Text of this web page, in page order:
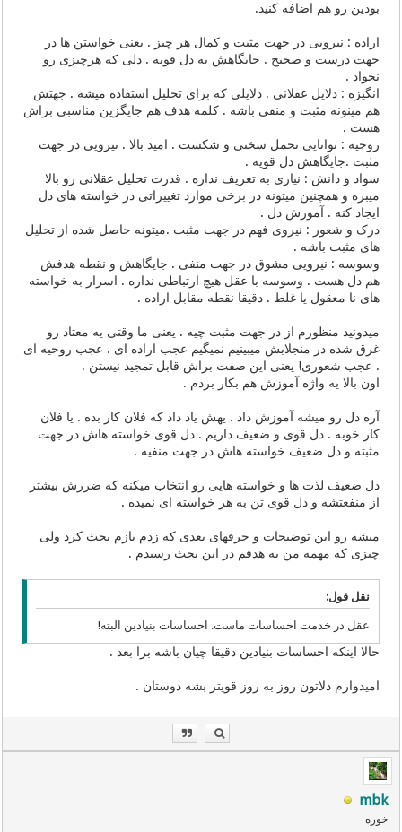
بودین رو هم اضافه کنید.
اراده : نیرویی در جهت مثبت و کمال هر چیز . یعنی خواستن ها در
جهت درست و صحیح . جایگاهش یه دل قویه . دلی که هرچیزی رو
نخواد .
انگیزه : دلایل عقلانی . دلایلی که برای تحلیل استفاده میشه . جهتش
هم مینونه مثبت و منفی باشه . کلمه هدف هم جایگزین مناسبی براش
هست .
روحیه : توانایی تحمل سختی و شکست . امید بالا . نیرویی در جهت
مثبت .جایگاهش دل قویه .
سواد و دانش : نیازی به تعریف نداره . قدرت تحلیل عقلانی رو بالا
میبره و همچنین میتونه در برخی موارد تغییراتی در خواسته های دل
ایجاد کنه . آموزش دل .
درک و شعور : نیروی فهم در جهت مثبت .میتونه حاصل شده از تحلیل
های مثبت باشه .
وسوسه : نیرویی مشوق در جهت منفی . جایگاهش و نقطه هدفش
هم دل هست . وسوسه با عقل هیچ ارتباطی نداره . اسرار به خواسته
های نا معقول یا غلط . دقیقا نقطه مقابل اراده .
میدونید منظورم از در جهت مثبت چیه . یعنی ما وقتی یه معتاد رو
غرق شده در منجلابش میبینیم نمیگیم عجب اراده ای . عجب روحیه ای
. عجب شعوری! یعنی این صفت براش قابل تمجید نیستن .
اون بالا یه واژه آموزش هم بکار بردم .
آره دل رو میشه آموزش داد . یهش یاد داد که فلان کار بده . یا فلان
کار خوبه . دل قوی و ضعیف داریم . دل قوی خواسته هاش در جهت
مثبته و دل ضعیف خواسته هاش در جهت منفیه .
دل ضعیف لذت ها و خواسته هایی رو انتخاب میکنه که ضررش بیشتر
از منفعتشه و دل قوی تن به هر خواسته ای نمیده .
میشه رو این توضیحات و حرفهای بعدی که زدم بازم بحث کرد ولی
چیزی که مهمه من به هدفم در این بحث رسیدم .
نقل قول:
عقل در خدمت احساسات ماست. احساسات بنیادین البته!
حالا اینکه احساسات بنیادین دقیقا چیان باشه برا بعد .
امیدوارم دلاتون روز به روز قویتر بشه دوستان .
mbk
خوره